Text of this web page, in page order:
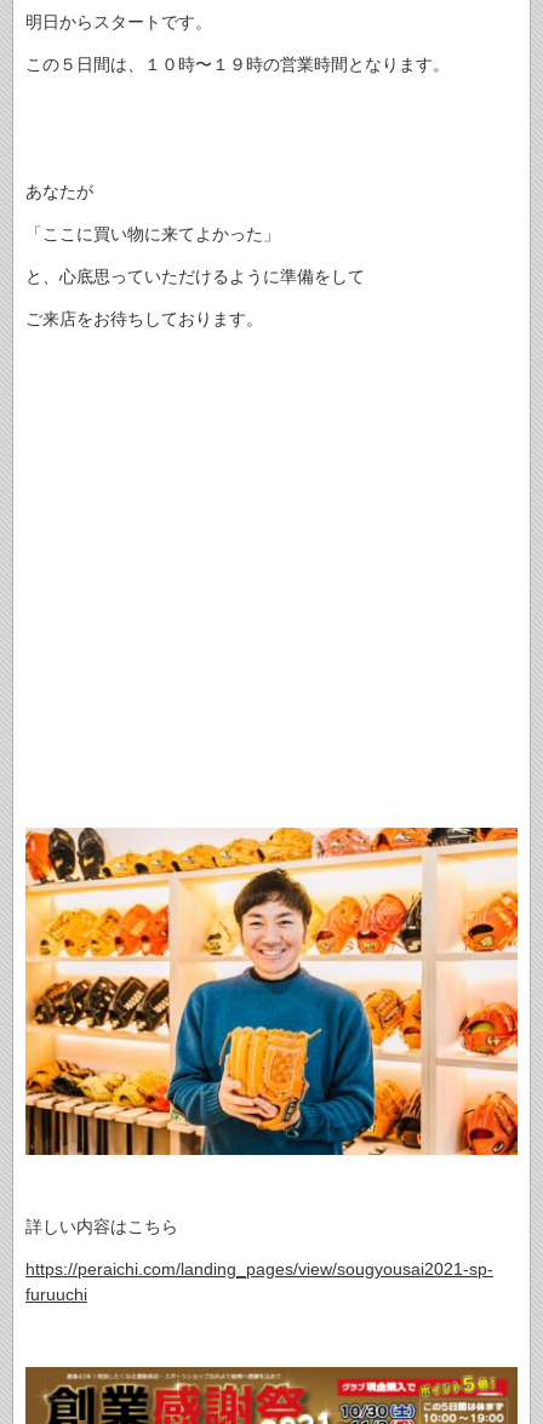
明日からスタートです。
この５日間は、１０時〜１９時の営業時間となります。
あなたが
「ここに買い物に来てよかった」
と、心底思っていただけるように準備をして
ご来店をお待ちしております。
詳しい内容はこちら
https://peraichi.com/landing_pages/view/sougyousai2021-sp-
furuuchi